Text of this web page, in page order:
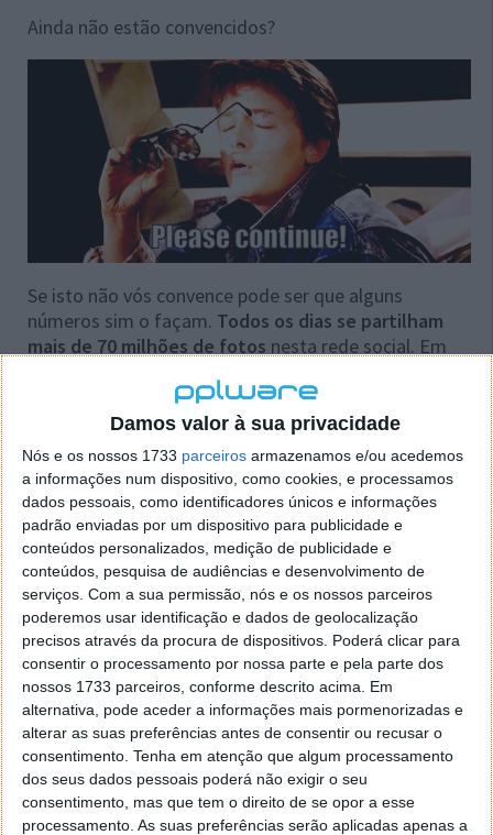
Damos valor à sua privacidade
Nós e os nossos 1733 parceiros armazenamos e/ou acedemos
a informações num dispositivo, como cookies, e processamos
dados pessoais, como identificadores únicos e informações
padrão enviadas por um dispositivo para publicidade e
conteúdos personalizados, medição de publicidade e
conteúdos, pesquisa de audiências e desenvolvimento de
serviços. Com a sua permissão, nós e os nossos parceiros
poderemos usar identificação e dados de geolocalização
precisos através da procura de dispositivos. Poderá clicar para
consentir o processamento por nossa parte e pela parte dos
nossos 1733 parceiros, conforme descrito acima. Em
alternativa, pode aceder a informações mais pormenorizadas e
alterar as suas preferências antes de consentir ou recusar o
consentimento. Tenha em atenção que algum processamento
dos seus dados pessoais poderá não exigir o seu
consentimento, mas que tem o direito de se opor a esse
processamento. As suas preferências serão aplicadas apenas a
Ainda não estão convencidos?
Se isto não vós convence pode ser que alguns
números sim o façam. Todos os dias se partilham
mais de 70 milhões de fotos nesta rede social. Em
número de utilizadores registados.
Dicas para aumentar os nossos seguidores
Ao ler este artigo tenho a certeza que muitos dirão:
"pois, mas isto eu já sabia". Mas também acredito
que existem dicas que não seguem e deviam caso
queiram aumentar o número de seguidores. Digo
deviam porque todas as que aqui apresento são
importantes. Se fizermos apenas umas e não
estaremos otimizando todos oslikes, seguidores ou
comentários que poderíamos estar a receber.
Aprendi estas dicas lendo e experimentando. Utilizo
esta rede social há anos, e até criei uma conta apenas
para pôr em prática estas dicas. O resultado foi 900
seguidores numa semana. Mas agora chegou o
momento para que todos o consigam.